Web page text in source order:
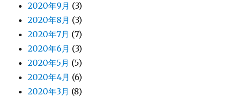
2020年9月 (3)
2020年8月 (3)
2020年7月 (7)
2020年6月 (3)
2020年5月 (5)
2020年4月 (6)
2020年3月 (8)